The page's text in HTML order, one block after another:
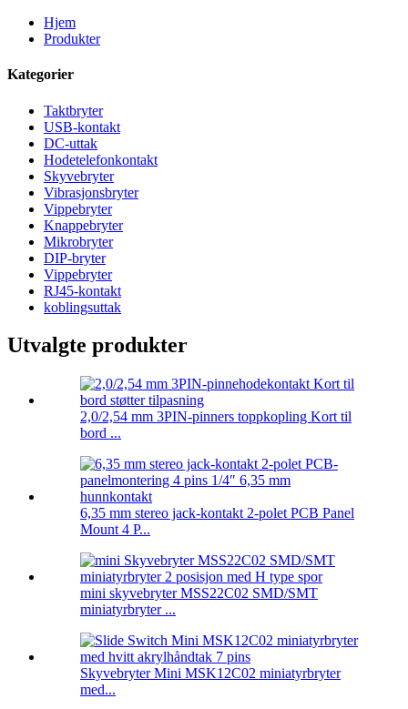
Hjem
Produkter
Kategorier
Taktbryter
USB-kontakt
DC-uttak
Hodetelefonkontakt
Skyvebryter
Vibrasjonsbryter
Vippebryter
Knappebryter
Mikrobryter
DIP-bryter
Vippebryter
RJ45-kontakt
koblingsuttak
Utvalgte produkter
2,0/2,54 mm 3PIN-pinners toppkopling Kort til
bord ...
6,35 mm stereo jack-kontakt 2-polet PCB Panel
Mount 4 P...
mini skyvebryter MSS22C02 SMD/SMT
miniatyrbryter ...
Skyvebryter Mini MSK12C02 miniatyrbryter
med...